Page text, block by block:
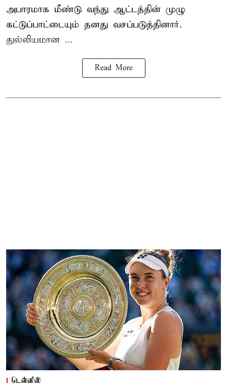
அபாரமாக மீண்டு வந்து ஆட்டத்தின் முழு
கட்டுப்பாட்டையும் தனது வசப்படுத்தினார்.
துல்லியமான ...
Read More
டென்னிஸ்